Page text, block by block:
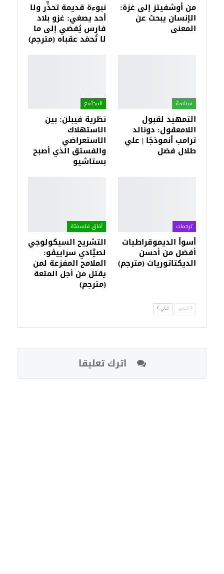
من أوشفيتز إلى غزة:
الإنسان يبحث عن
المعنى
نبوءة قديمة تحذِّر ولا
أحد يصغي: غزو بلاد
فارس يُفضي إلى ما
لا تُحمَد عقباه (مترجم)
سياسة
التمهيد لقبول
اللامعقول: دونالد
ترامب أنموذجًا | علي
طلال فضل
المجتمع
نظرية فيبلن: بين
الاستهلاك
الاستعراضي
والفستق الذي أصبح
بستاشيو
ترجمات
أسوأ الديموقراطيات
أفضل من أحسن
الديكتاتوريات (مترجم)
آفاق فلسفيّة‎
التشريح السيكولوجي
لصيَّادي سراييڤو:
الملامح المفزعة لمن
يقتل من أجل المتعة
(مترجم)
السابق التالي
اترك تعليقا